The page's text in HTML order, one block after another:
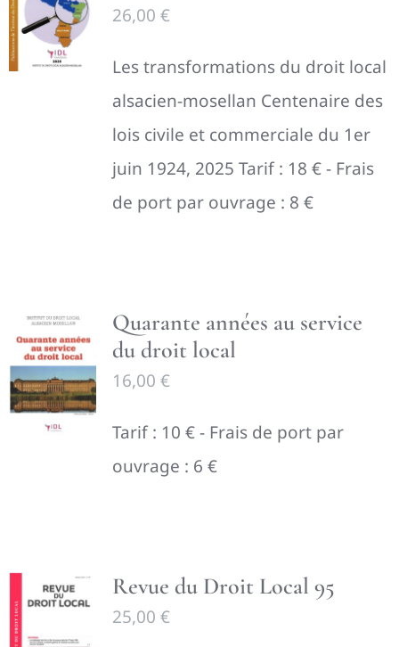
26,00 €
Les transformations du droit local
alsacien-mosellan Centenaire des
lois civile et commerciale du 1er
juin 1924, 2025 Tarif : 18 € - Frais
de port par ouvrage : 8 €
Quarante années au service
du droit local
16,00 €
Tarif : 10 € - Frais de port par
ouvrage : 6 €
Revue du Droit Local 95
25,00 €